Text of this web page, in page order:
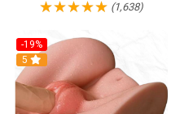
(1,638)
-19%
Hot
5